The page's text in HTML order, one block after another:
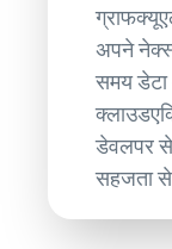
अपने
समय
डेवलपर
सहजता से